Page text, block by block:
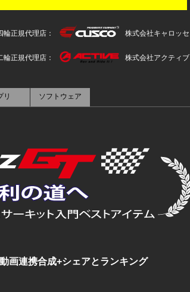
輪正規代理店： 株式会社キャロッセ
輪正規代理店： 株式会社アクティブ
リ ソフトウェア
画連携合成+シェアとランキング